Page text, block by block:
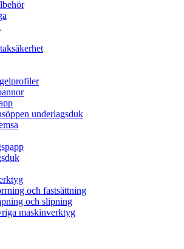
underlagsduk
och fastsättning
och slipning
maskinverktyg